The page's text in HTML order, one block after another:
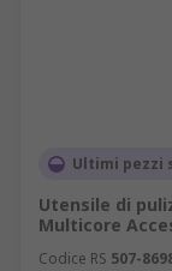
Ultimi pezzi
Utensile di
Multicore
Codice RS 507-